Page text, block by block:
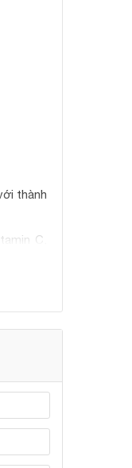
thành
C,
một
chất